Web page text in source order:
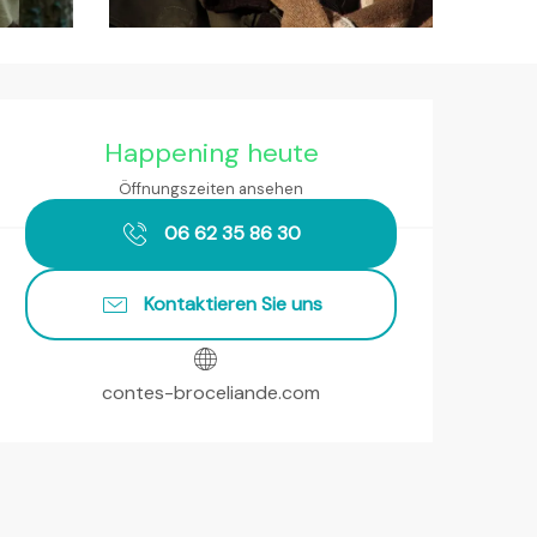
Happening heute
Öffnungszeiten ansehen
06 62 35 86 30
Kontaktieren Sie uns
contes-broceliande.com